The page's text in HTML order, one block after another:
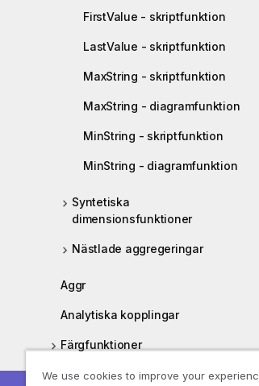
FirstValue - skriptfunktion
LastValue - skriptfunktion
MaxString - skriptfunktion
MaxString - diagramfunktion
MinString - skriptfunktion
MinString - diagramfunktion
Syntetiska
dimensionsfunktioner
Nästlade aggregeringar
Aggr
Analytiska kopplingar
Färgfunktioner
Villkorsfunktioner
We use cookies to improve your